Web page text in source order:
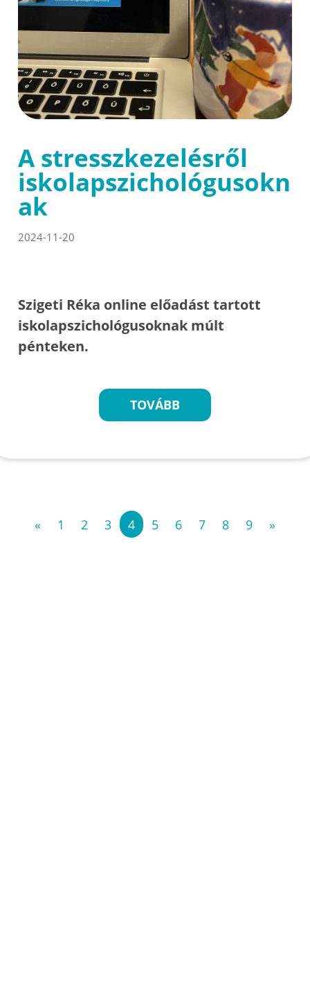
A stresszkezelésről
iskolapszichológusokn
ak
2024-11-20
Szigeti Réka online előadást tartott
iskolapszichológusoknak múlt
pénteken.
TOVÁBB
« 1 2 3 4 5 6 7 8 9 »